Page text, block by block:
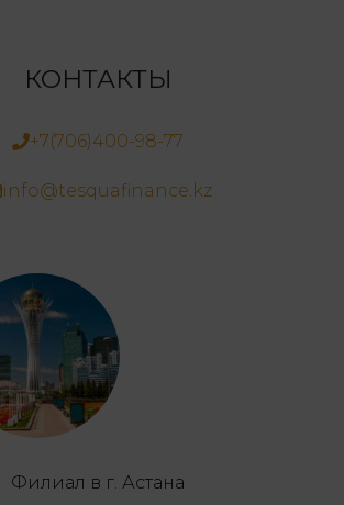
КОНТАКТЫ
+7(706)400-98-77
info@tesquafinance.kz
Филиал в г. Астана